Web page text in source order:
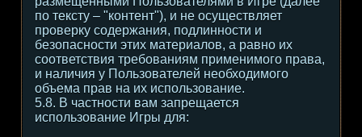
по тексту – "контент"), и не осуществляет
проверку содержания, подлинности и
безопасности этих материалов, а равно их
соответствия требованиям применимого права,
и наличия у Пользователей необходимого
объема прав на их использование.
5.8. В частности вам запрещается
использование Игры для: